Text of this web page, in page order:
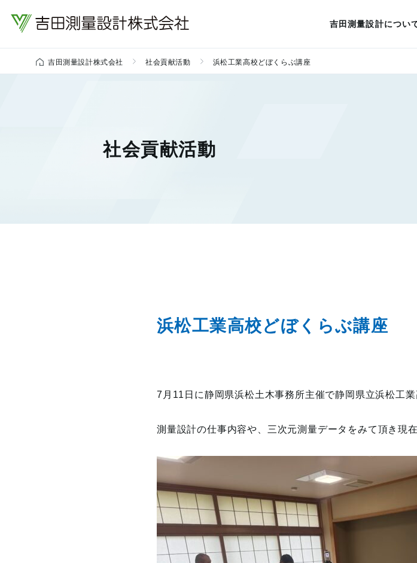
吉田測量設計につい
吉田測量設計株式会社 社会貢献活動 浜松工業高校どぼくらぶ講座
社会貢献活動
浜松工業高校どぼくらぶ講座
7月11日に静岡県浜松土木事務所主催で静岡県立浜松工
測量設計の仕事内容や、三次元測量データをみて頂き現